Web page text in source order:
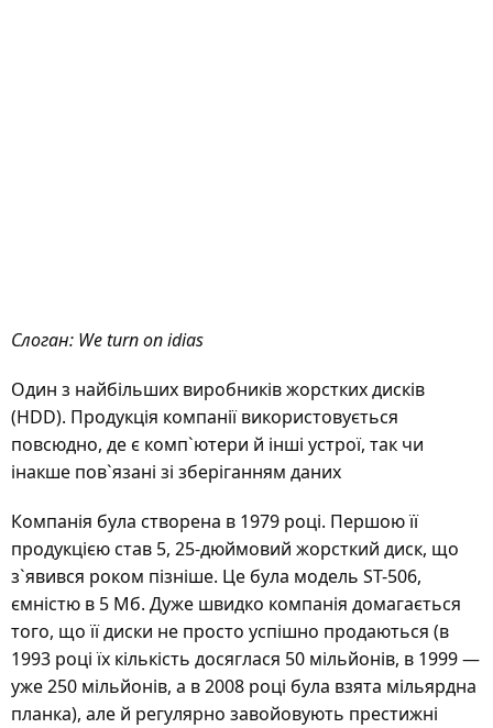
Слоган: We turn on idias
Один з найбільших виробників жорстких дисків
(HDD). Продукція компанії використовується
повсюдно, де є комп`ютери й інші устрої, так чи
інакше пов`язані зі зберіганням даних
Компанія була створена в 1979 році. Першою її
продукцією став 5, 25-дюймовий жорсткий диск, що
з`явився роком пізніше. Це була модель ST-506,
ємністю в 5 Мб. Дуже швидко компанія домагається
того, що її диски не просто успішно продаються (в
1993 році їх кількість досяглася 50 мільйонів, в 1999 —
уже 250 мільйонів, а в 2008 році була взята мільярдна
планка), але й регулярно завойовують престижні